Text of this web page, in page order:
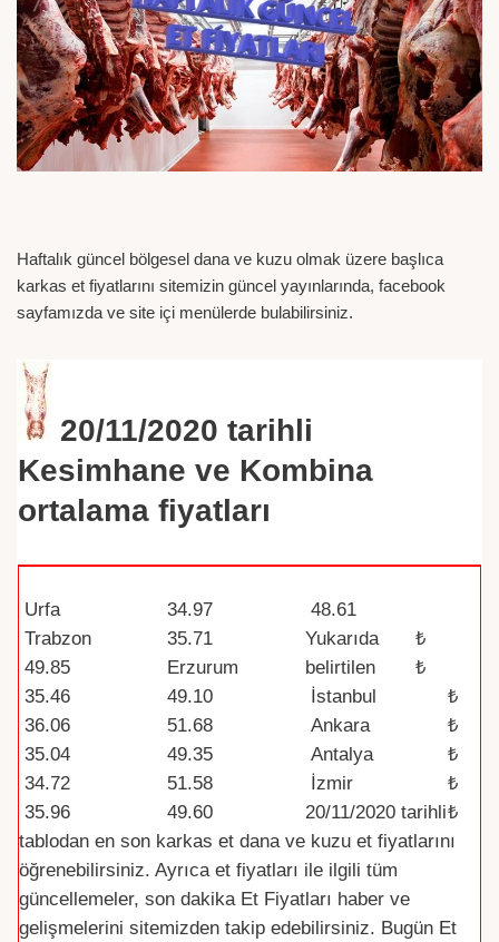
Haftalık güncel bölgesel dana ve kuzu olmak üzere başlıca
karkas et fiyatlarını sitemizin güncel yayınlarında, facebook
sayfamızda ve site içi menülerde bulabilirsiniz.
20/11/2020 tarihli
Kesimhane ve Kombina
ortalama fiyatları
Urfa 34.97
48.61
₺
Trabzon
35.71
49.85
₺
Erzurum
35.46
49.10 ₺
İstanbul
36.06
51.68 ₺
Ankara
35.04
49.35 ₺
Antalya
34.72
51.58 ₺
İzmir
35.96
49.60 ₺
Yukarıda
belirtilen
20/11/2020tarihli
tablodan en son karkas et dana ve kuzu et fiyatlarını
öğrenebilirsiniz. Ayrıca et fiyatları ile ilgili tüm
güncellemeler, son dakika Et Fiyatları haber ve
gelişmelerini sitemizden takip edebilirsiniz. Bugün Et